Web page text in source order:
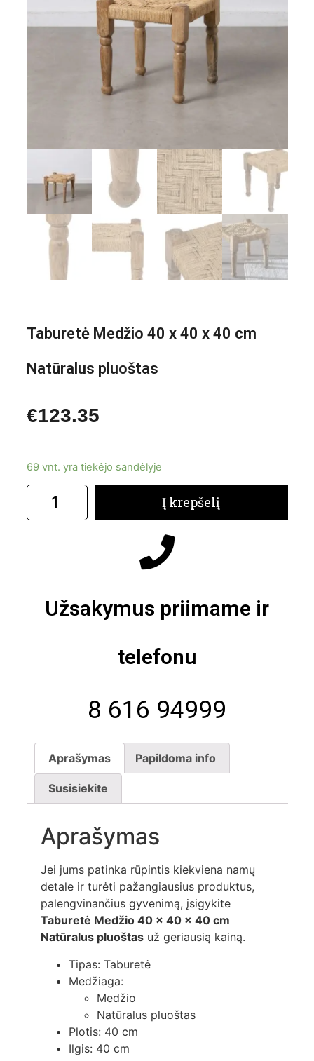
Taburetė Medžio 40 x 40 x 40 cm
Natūralus pluoštas
€123.35
69 vnt. yra tiekėjo sandėlyje
Į krepšelį
Užsakymus priimame ir
telefonu
8 616 94999
Aprašymas Papildoma info
Susisiekite
Aprašymas
Jei jums patinka rūpintis kiekviena namų
detale ir turėti pažangiausius produktus,
palengvinančius gyvenimą, įsigykite
Taburetė Medžio 40 x 40 x 40 cm
Natūralus pluoštasuž geriausią kainą.
Tipas: Taburetė
Medžiaga:
Medžio
Natūralus pluoštas
Plotis: 40 cm
Ilgis: 40 cm